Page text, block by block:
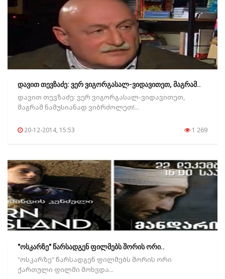
დავით თევზაძე: ვერ ვიგორგასალ-ვიდავითეთ, მაგრამ..
დავით თევზაძე: ვერ ვიგორგასალ-ვიდავითეთ,
მაგრამ ნამუსიანად ვიბრძოლეთ!...
20-12-2014, 15:53 1 269
"ოსკარზე" წარსადგენ ფილმებს შორის ორი..
"ოსკარზე" წარსადგენ ფილმებს შორის ორი
ქართული ფილმი მოხვდა...